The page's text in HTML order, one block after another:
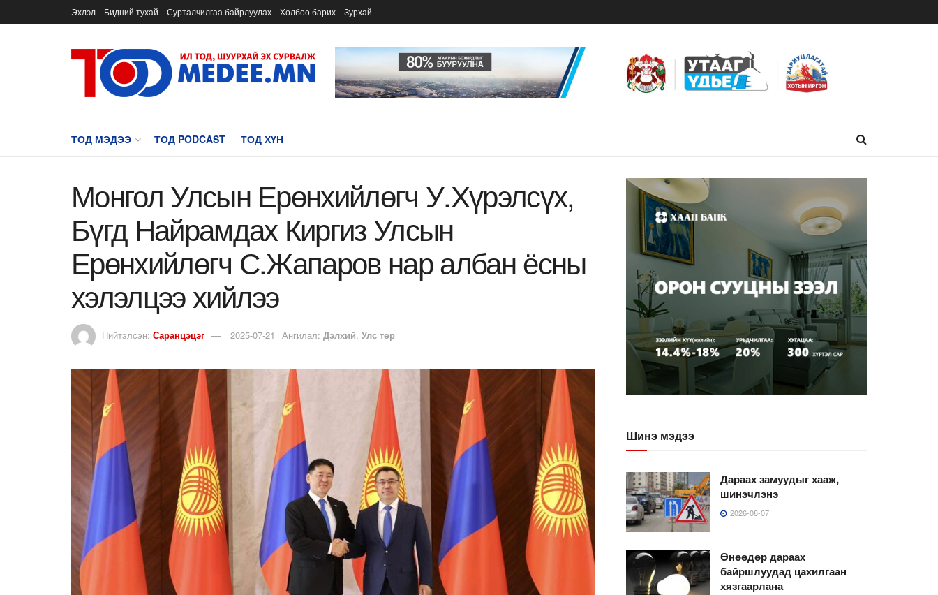
Эхлэл Бидний тухай Сурталчилгаа байрлуулах Холбоо барих Зурхай
ТОД МЭДЭЭ ТОД PODCAST ТОД ХҮН
Монгол Улсын Ерөнхийлөгч У.Хүрэлсүх,
Бүгд Найрамдах Киргиз Улсын
Ерөнхийлөгч С.Жапаров нар албан ёсны
хэлэлцээ хийлээ
Нийтэлсэн: Саранцэцэг 2025-07-21 Ангилал: Дэлхий, Улс төр
Шинэ мэдээ
Дараах замуудыг хааж,
шинэчлэнэ
2026-08-07
Өнөөдөр дараах
байршлуудад цахилгаан
хязгаарлана